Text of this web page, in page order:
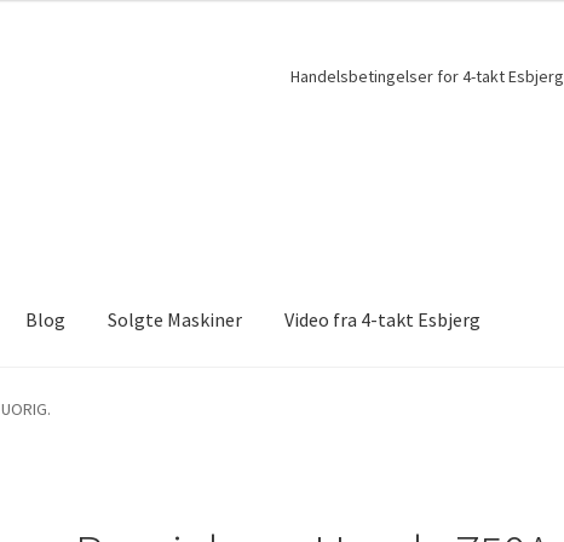
Handelsbetingelser for 4-takt Esbjerg
Blog Solgte Maskiner Video fra 4-takt Esbjerg